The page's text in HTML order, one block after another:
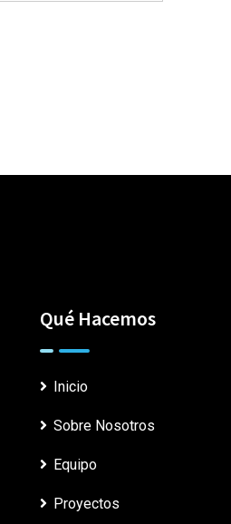
Qué Hacemos
Inicio
Sobre Nosotros
Equipo
Proyectos